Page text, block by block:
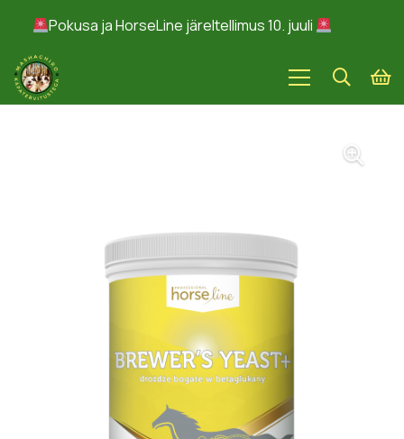
Pokusa ja HorseLine järeltellimus 10. juuli